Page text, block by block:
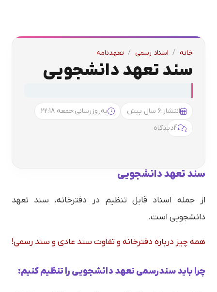
خانه / اسناد رسمی / تعهدنامه
سند تعهد دانشجویی
انتشار:6 سال پیش به‌روزرسانی:جمعه 22:18
4دیدگاه
سند تعهد دانشجویی
از جمله اسناد قابل تنظیم در دفترخانه، سند تعهد
دانشجویی است.
همه چیز درباره دفترخانه و تفاوت سند عادی و سند رسمی!
چرا باید سندرسمی تعهد دانشجویی را تنظیم کنیم: